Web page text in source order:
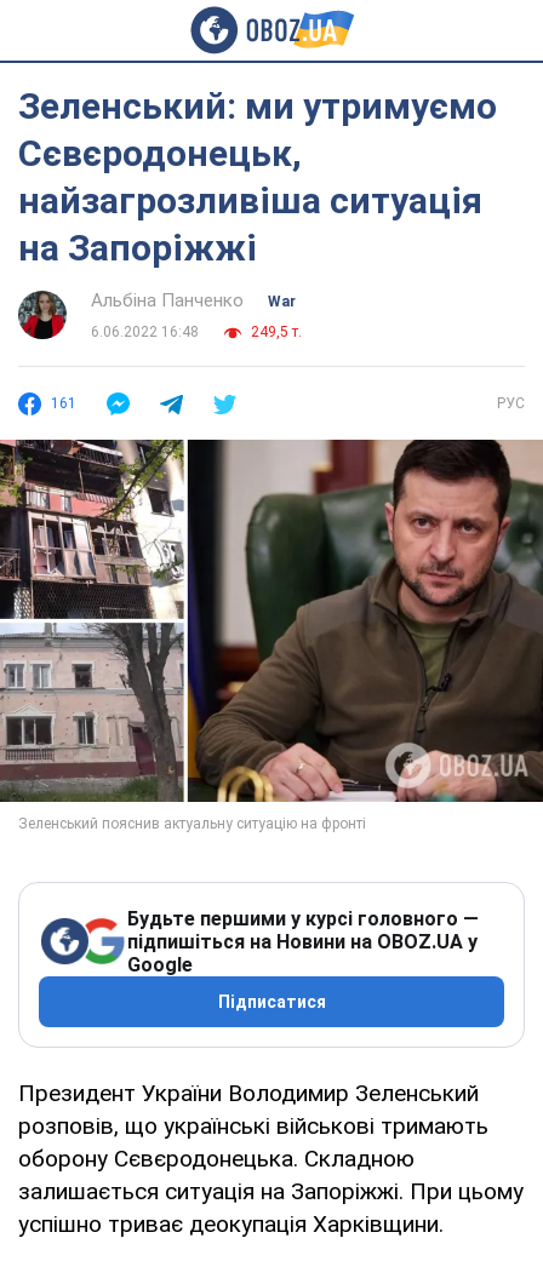
Зеленський: ми утримуємо
Сєвєродонецьк,
найзагрозливіша ситуація
на Запоріжжі
Альбіна Панченко
War
6.06.2022 16:48
249,5 т.
161 РУС
Будьте першими у курсі головного —
підпишіться на Новини на OBOZ.UA у
Google
Підписатися
Президент України Володимир Зеленський
розповів, що українські військові тримають
оборону Сєвєродонецька. Складною
залишається ситуація на Запоріжжі. При цьому
успішно триває деокупація Харківщини.